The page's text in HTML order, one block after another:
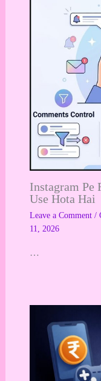
Instagram Pe
Use Hota Hai
Leave a Comment /
11, 2026
…